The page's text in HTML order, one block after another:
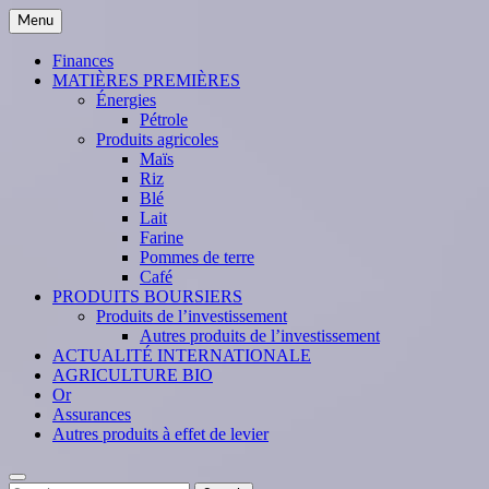
Skip
to
content
Menu
Finances
MATIÈRES PREMIÈRES
Énergies
Pétrole
Produits agricoles
Maïs
Riz
Blé
Lait
Farine
Pommes de terre
Café
PRODUITS BOURSIERS
Produits de l’investissement
Autres produits de l’investissement
ACTUALITÉ INTERNATIONALE
AGRICULTURE BIO
Or
Assurances
Autres produits à effet de levier
Search